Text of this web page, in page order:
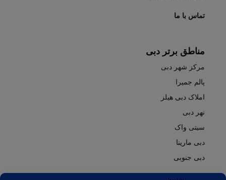
تماس با ما
مناطق برتر دبی
مرکز شهر دبی
پالم جمیرا
املاک دبی هیلز
نهر دبی
سیتی واک
دبی مارینا
دبی جنوبی